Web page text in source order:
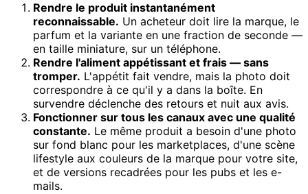
Rendre le produit instantanément
reconnaissable. Un acheteur doit lire la marque, le
parfum et la variante en une fraction de seconde —
en taille miniature, sur un téléphone.
Rendre l'aliment appétissant et frais — sans
tromper. L'appétit fait vendre, mais la photo doit
correspondre à ce qu'il y a dans la boîte. En
survendre déclenche des retours et nuit aux avis.
Fonctionner sur tous les canaux avec une qualité
constante. Le même produit a besoin d'une photo
sur fond blanc pour les marketplaces, d'une scène
lifestyle aux couleurs de la marque pour votre site,
et de versions recadrées pour les pubs et les e-
mails.